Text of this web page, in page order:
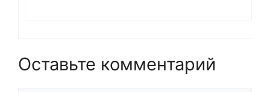
Оставьте комментарий